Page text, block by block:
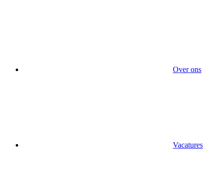
Over ons
Vacatures